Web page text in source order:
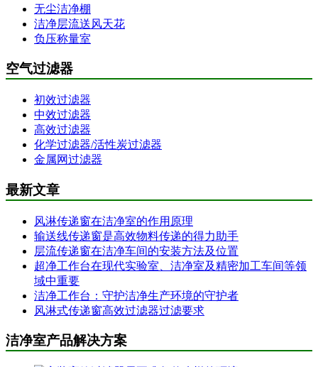
无尘洁净棚
洁净层流送风天花
负压称量室
空气过滤器
初效过滤器
中效过滤器
高效过滤器
化学过滤器/活性炭过滤器
金属网过滤器
最新文章
风淋传递窗在洁净室的作用原理
输送线传递窗是高效物料传递的得力助手
层流传递窗在洁净车间的安装方法及位置
超净工作台在现代实验室、洁净室及精密加工车间等领
域中重要
洁净工作台：守护洁净生产环境的守护者
风淋式传递窗高效过滤器过滤要求
洁净室产品解决方案